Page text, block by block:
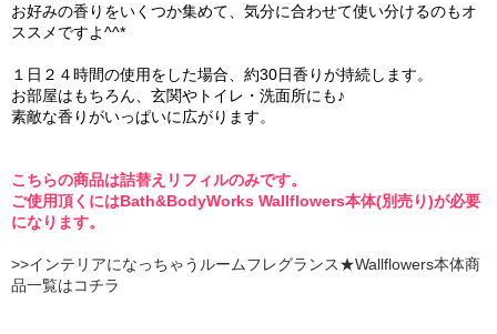
お好みの香りをいくつか集めて、気分に合わせて使い分けるのもオ
ススメですよ^^*
１日２４時間の使用をした場合、約30日香りが持続します。
お部屋はもちろん、玄関やトイレ・洗面所にも♪
素敵な香りがいっぱいに広がります。
こちらの商品は詰替えリフィルのみです。
ご使用頂くにはBath&BodyWorks Wallflowers本体(別売り)が必要
になります。
>>インテリアになっちゃうルームフレグランス★Wallflowers本体商
品一覧はコチラ